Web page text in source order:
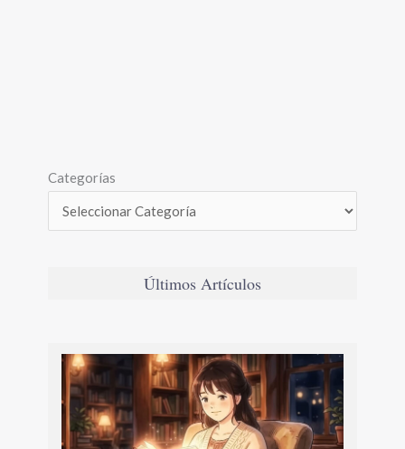
Categorías
Últimos Artículos